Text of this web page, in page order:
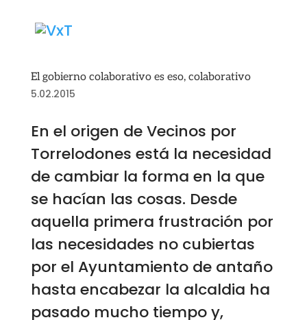
El gobierno colaborativo es eso, colaborativo
5.02.2015
En el origen de Vecinos por
Torrelodones está la necesidad
de cambiar la forma en la que
se hacían las cosas. Desde
aquella primera frustración por
las necesidades no cubiertas
por el Ayuntamiento de antaño
hasta encabezar la alcaldia ha
pasado mucho tiempo y,